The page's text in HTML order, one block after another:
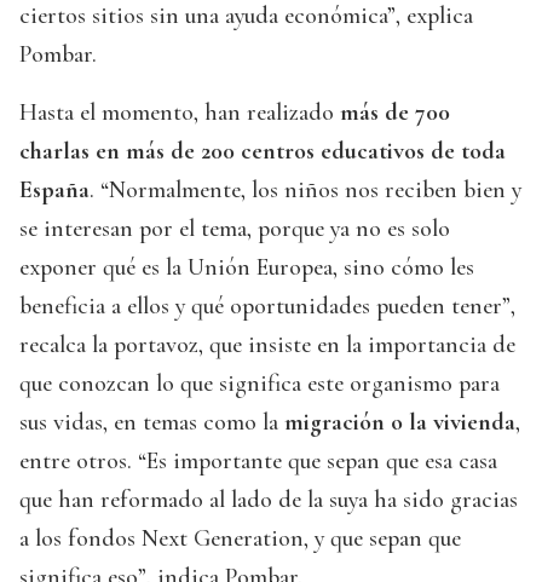
ciertos sitios sin una ayuda económica”, explica
Pombar.
Hasta el momento, han realizado más de 700
charlas en más de 200 centros educativos de toda
España. “Normalmente, los niños nos reciben bien y
se interesan por el tema, porque ya no es solo
exponer qué es la Unión Europea, sino cómo les
beneficia a ellos y qué oportunidades pueden tener”,
recalca la portavoz, que insiste en la importancia de
que conozcan lo que significa este organismo para
sus vidas, en temas como la migración o la vivienda,
entre otros. “Es importante que sepan que esa casa
que han reformado al lado de la suya ha sido gracias
a los fondos Next Generation, y que sepan que